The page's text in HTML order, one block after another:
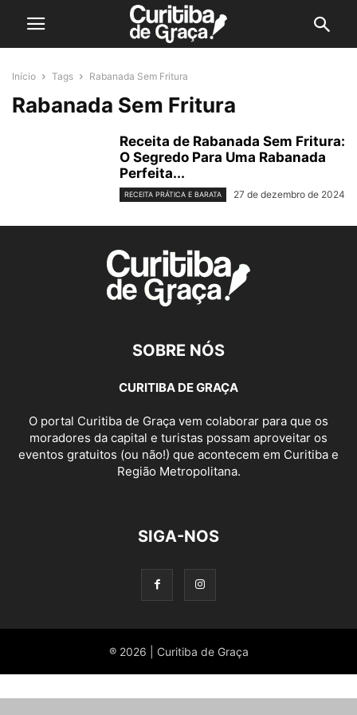
Início Tags Rabanada Sem Fritura
Rabanada Sem Fritura
Receita de Rabanada Sem Fritura:
O Segredo Para Uma Rabanada
Perfeita...
RECEITA PRÁTICA E BARATA 27 de dezembro de 2024
SOBRE NÓS
CURITIBA DE GRAÇA
O portal Curitiba de Graça vem colaborar para que os
moradores da capital e turistas possam aproveitar os
eventos gratuitos (ou não!) que acontecem em Curitiba e
Região Metropolitana.
SIGA-NOS
® 2026 | Curitiba de Graça